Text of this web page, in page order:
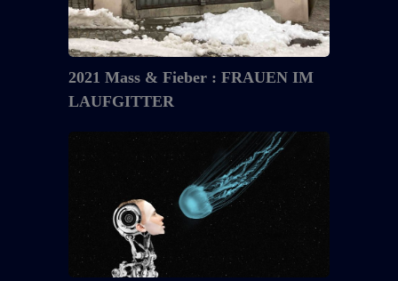
2021 Mass & Fieber : FRAUEN IM
LAUFGITTER
2019
&